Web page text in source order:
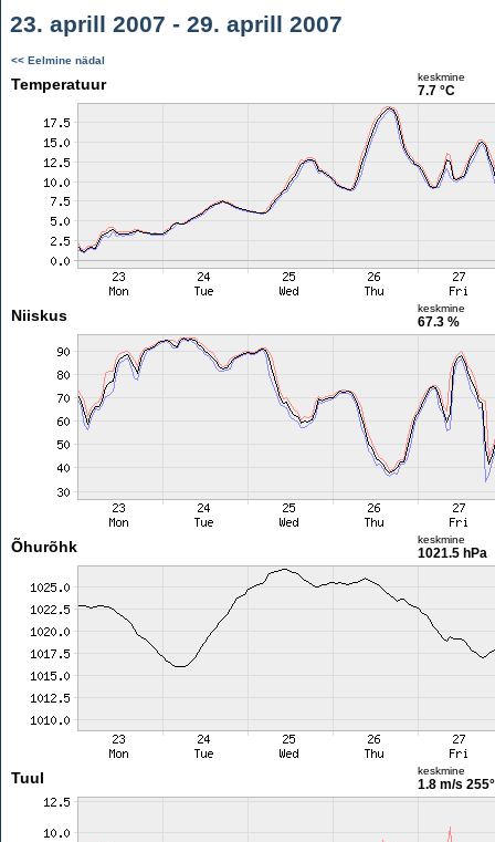
23. aprill 2007 - 29. aprill 2007
<< Eelmine nädal
Temperatuur keskmine
7.7 °C
Niiskus keskmine
67.3 %
Õhurõhk keskmine
1021.5 hPa
Tuul keskmine
1.8 m/s 255°